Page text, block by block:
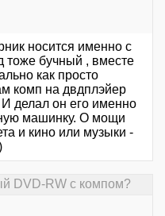
носится именно с
тоже бучный , вместе
как просто
комп на двдплэйер
делал он его именно
машинку. О мощи
и кино или музыки -
DVD-RW с компом?